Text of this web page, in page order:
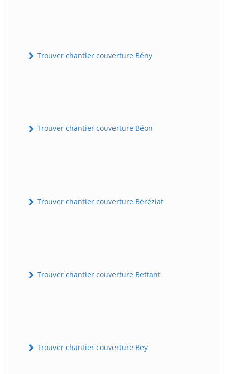
Trouver chantier couverture Bény
Trouver chantier couverture Béon
Trouver chantier couverture Béréziat
Trouver chantier couverture Bettant
Trouver chantier couverture Bey